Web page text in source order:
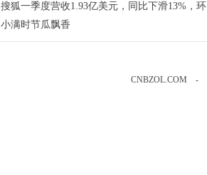
搜狐一季度营收1.93亿美元，同比下滑13%，环
小满时节瓜飘香
CNBZOL.COM -